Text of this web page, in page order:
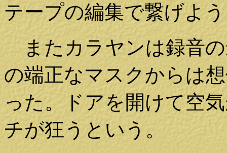
テープの編集で繋げよ
またカラヤンは録音
の端正なマスクからは
った。ドアを開けて空
チが狂うという。